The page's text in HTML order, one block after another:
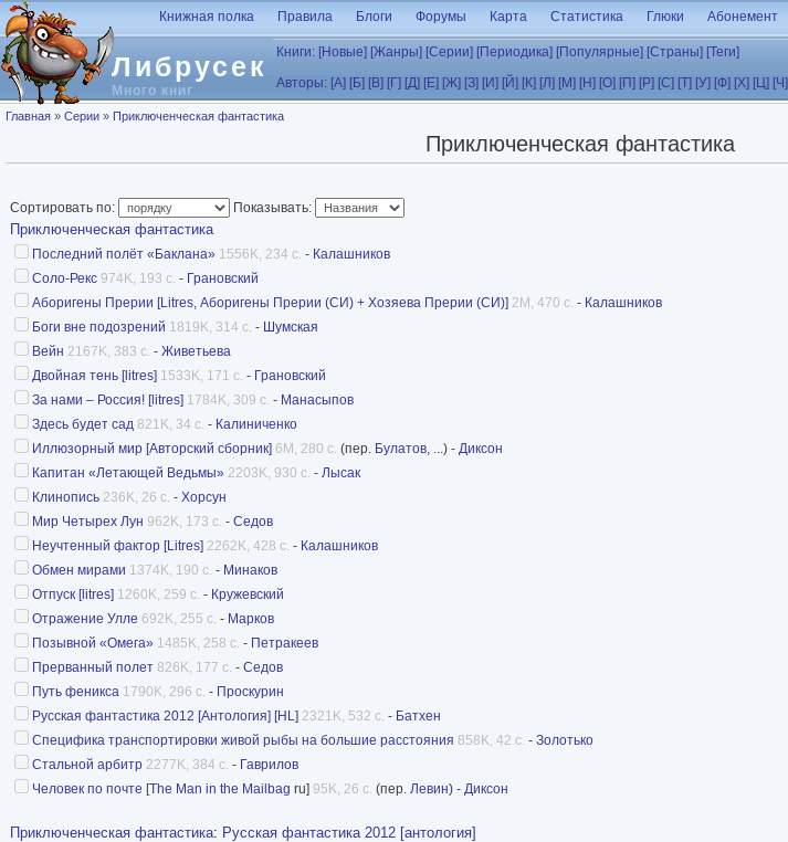
Перейти к основному содержанию
Либрусек
Много книг
Книжная полка Правила Блоги Форумы Карта Статистика Глюки Абонемент
Книги: [Новые] [Жанры] [Серии] [Периодика] [Популярные] [Страны] [Теги]
Авторы: [А] [Б] [В] [Г] [Д] [Е] [Ж] [З] [И] [Й] [К] [Л] [М] [Н] [О] [П] [Р] [С] [Т] [У] [Ф] [Х] [Ц] [Ч]
Вы здесь
Главная » Серии » Приключенческая фантастика
Приключенческая фантастика
Сортировать по: Показывать:
Приключенческая фантастика
Последний полёт «Баклана» 1556K, 234 с. - Калашников
Соло-Рекс 974K, 193 с. - Грановский
Аборигены Прерии [Litres, Аборигены Прерии (СИ) + Хозяева Прерии (СИ)] 2M, 470 с. - Калашников
Боги вне подозрений 1819K, 314 с. - Шумская
Вейн 2167K, 383 с. - Живетьева
Двойная тень [litres] 1533K, 171 с. - Грановский
За нами – Россия! [litres] 1784K, 309 с. - Манасыпов
Здесь будет сад 821K, 34 с. - Калиниченко
Иллюзорный мир [Авторский сборник] 6M, 280 с. (пер. Булатов, ...) - Диксон
Капитан «Летающей Ведьмы» 2203K, 930 с. - Лысак
Клинопись 236K, 26 с. - Хорсун
Мир Четырех Лун 962K, 173 с. - Седов
Неучтенный фактор [Litres] 2262K, 428 с. - Калашников
Обмен мирами 1374K, 190 с. - Минаков
Отпуск [litres] 1260K, 259 с. - Кружевский
Отражение Улле 692K, 255 с. - Марков
Позывной «Омега» 1485K, 258 с. - Петракеев
Прерванный полет 826K, 177 с. - Седов
Путь феникса 1790K, 296 с. - Проскурин
Русская фантастика 2012 [Антология] [HL] 2321K, 532 с. - Батхен
Специфика транспортировки живой рыбы на большие расстояния 858K, 42 с. - Золотько
Стальной арбитр 2277K, 384 с. - Гаврилов
Человек по почте [The Man in the Mailbag ru] 95K, 26 с. (пер. Левин) - Диксон
Приключенческая фантастика: Русская фантастика 2012 [антология]